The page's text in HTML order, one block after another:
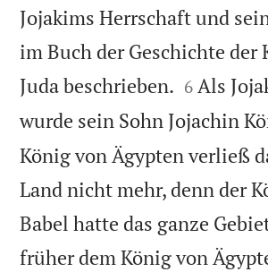
Jojakims Herrschaft und
im Buch der Geschichte der
Juda beschrieben. 

6 Als
wurde sein Sohn Jojachin
König von Ägypten verließ
Land nicht mehr, denn der
Babel hatte das ganze
früher dem König von